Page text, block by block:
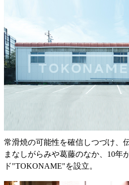
常滑焼の可能性を確信しつづけ、
まなしがらみや葛藤のなか、10年
ド"TOKONAME"を設立。